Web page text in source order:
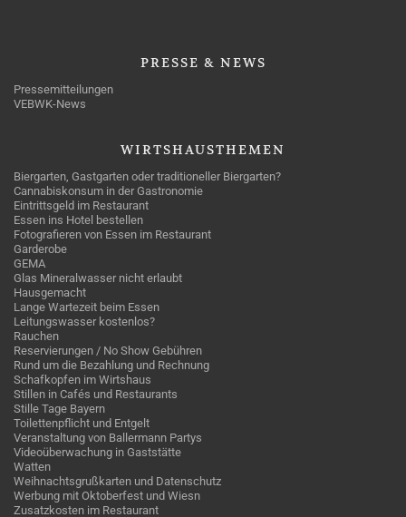
PRESSE & NEWS
Pressemitteilungen
VEBWK-News
WIRTSHAUSTHEMEN
Biergarten, Gastgarten oder traditioneller Biergarten?
Cannabiskonsum in der Gastronomie
Eintrittsgeld im Restaurant
Essen ins Hotel bestellen
Fotografieren von Essen im Restaurant
Garderobe
GEMA
Glas Mineralwasser nicht erlaubt
Hausgemacht
Lange Wartezeit beim Essen
Leitungswasser kostenlos?
Rauchen
Reservierungen / No Show Gebühren
Rund um die Bezahlung und Rechnung
Schafkopfen im Wirtshaus
Stillen in Cafés und Restaurants
Stille Tage Bayern
Toilettenpflicht und Entgelt
Veranstaltung von Ballermann Partys
Videoüberwachung in Gaststätte
Watten
Weihnachtsgrußkarten und Datenschutz
Werbung mit Oktoberfest und Wiesn
Zusatzkosten im Restaurant